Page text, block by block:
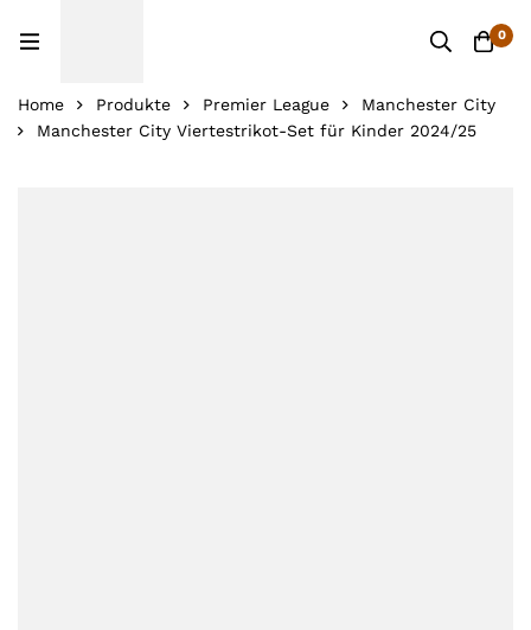
0
Home Produkte Premier League
Manchester City
Manchester City Viertestrikot-Set für Kinder 2024/25